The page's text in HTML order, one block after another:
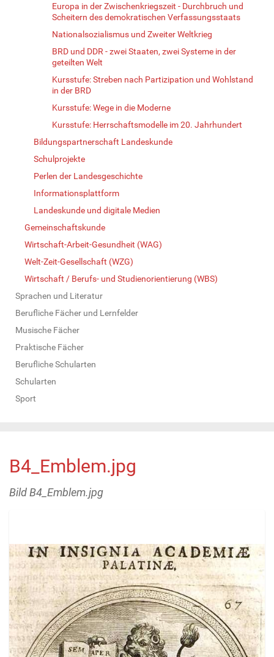
Europa in der Zwischenkriegszeit - Durchbruch und
Scheitern des demokratischen Verfassungsstaats
Nationalsozialismus und Zweiter Weltkrieg
BRD und DDR - zwei Staaten, zwei Systeme in der
geteilten Welt
Kursstufe: Streben nach Partizipation und Wohlstand
in der BRD
Kursstufe: Wege in die Moderne
Kursstufe: Herrschaftsmodelle im 20. Jahrhundert
Bildungspartnerschaft Landeskunde
Schulprojekte
Perlen der Landesgeschichte
Informationsplattform
Landeskunde und digitale Medien
Gemeinschaftskunde
Wirtschaft-Arbeit-Gesundheit (WAG)
Welt-Zeit-Gesellschaft (WZG)
Wirtschaft / Berufs- und Studienorientierung (WBS)
Sprachen und Literatur
Berufliche Fächer und Lernfelder
Musische Fächer
Praktische Fächer
Berufliche Schularten
Schularten
Sport
B4_Emblem.jpg
Bild B4_Emblem.jpg